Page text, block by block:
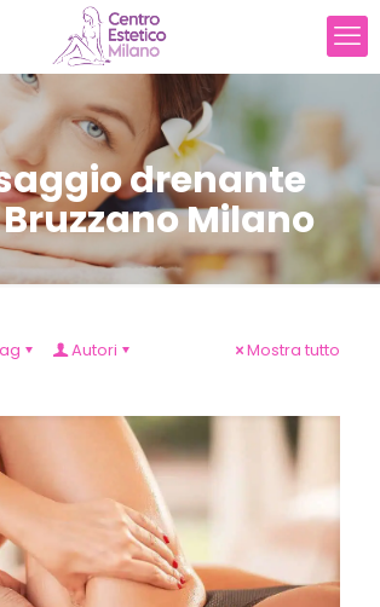
drenante
Milano
Autori Mostra tutto